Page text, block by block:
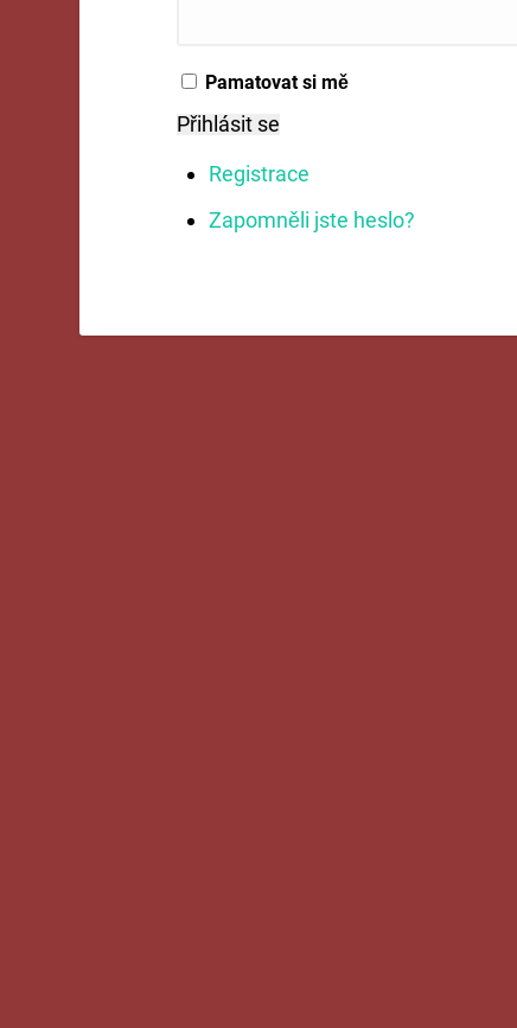
Pamatovat si mě
Přihlásit se
Registrace
Zapomněli jste heslo?